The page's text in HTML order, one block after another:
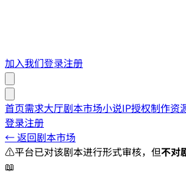
加入我们登录注册
首页需求大厅剧本市场小说IP授权制作资
登录注册
← 返回剧本市场
⚠️平台已对该剧本进行形式审核，但不对
📖